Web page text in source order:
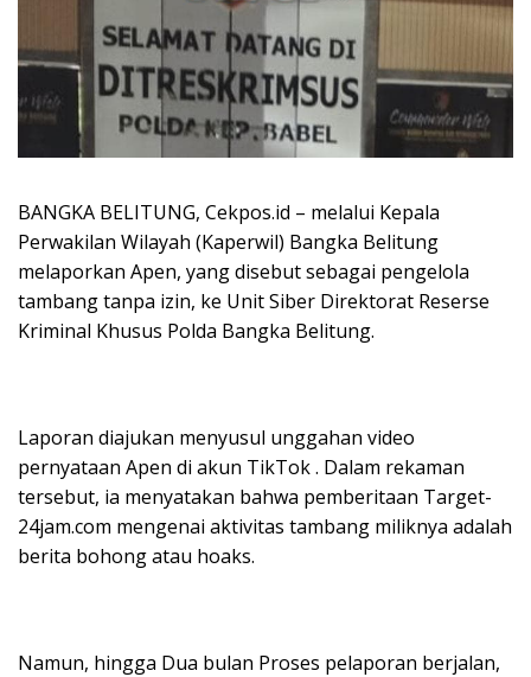
BANGKA BELITUNG, Cekpos.id – melalui Kepala
Perwakilan Wilayah (Kaperwil) Bangka Belitung
melaporkan Apen, yang disebut sebagai pengelola
tambang tanpa izin, ke Unit Siber Direktorat Reserse
Kriminal Khusus Polda Bangka Belitung.
Laporan diajukan menyusul unggahan video
pernyataan Apen di akun TikTok . Dalam rekaman
tersebut, ia menyatakan bahwa pemberitaan Target-
24jam.com mengenai aktivitas tambang miliknya adalah
berita bohong atau hoaks.
Namun, hingga Dua bulan Proses pelaporan berjalan,